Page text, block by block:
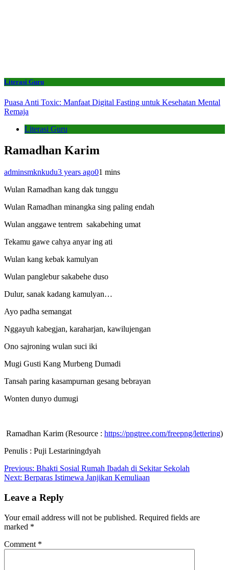
Literasi Guru
Puasa Anti Toxic: Manfaat Digital Fasting untuk Kesehatan Mental
Remaja
Literasi Guru
Ramadhan Karim
adminsmknkudu3 years ago01 mins
Wulan Ramadhan kang dak tunggu
Wulan Ramadhan minangka sing paling endah
Wulan anggawe tentrem sakabehing umat
Tekamu gawe cahya anyar ing ati
Wulan kang kebak kamulyan
Wulan panglebur sakabehe duso
Dulur, sanak kadang kamulyan…
Ayo padha semangat
Nggayuh kabegjan, karaharjan, kawilujengan
Ono sajroning wulan suci iki
Mugi Gusti Kang Murbeng Dumadi
Tansah paring kasampurnan gesang bebrayan
Wonten dunyo dumugi
Ramadhan Karim (Resource : https://pngtree.com/freepng/lettering)
Penulis : Puji Lestariningdyah
Post
navigation
Previous: Bhakti Sosial Rumah Ibadah di Sekitar Sekolah
Next: Berparas Istimewa Janjikan Kemuliaan
Leave a Reply
Your email address will not be published. Required fields are
marked *
Comment *